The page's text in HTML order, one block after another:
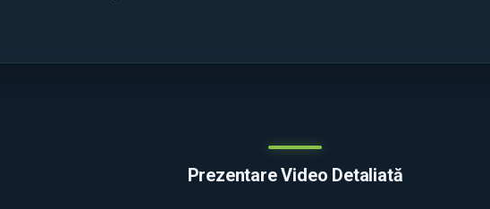
Prezentare Video Detaliată